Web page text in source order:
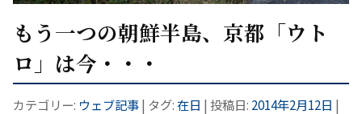
もう一つの朝鮮半島、京都「ウト
ロ」は今・・・
カテゴリー: ウェブ記事| タグ:在日 | 投稿日: 2014年2月12日 |